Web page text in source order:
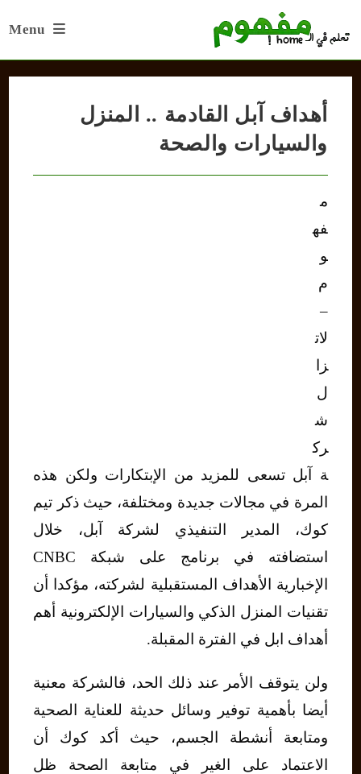
Menu
أهداف آبل القادمة .. المنزل
والسيارات والصحة
م
فه
و
م
–
لات
زا
ل
ش
رك
ة آبل تسعى للمزيد من الإبتكارات ولكن هذه
المرة في مجالات جديدة ومختلفة، حيث ذكر تيم
كوك، المدير التنفيذي لشركة آبل، خلال
استضافته في برنامج على شبكة CNBC
الإخبارية الأهداف المستقبلية لشركته، مؤكدا أن
تقنيات المنزل الذكي والسيارات الإلكترونية أهم
أهداف ابل في الفترة المقبلة.
ولن يتوقف الأمر عند ذلك الحد، فالشركة معنية
أيضا بأهمية توفير وسائل حديثة للعناية الصحية
ومتابعة أنشطة الجسم، حيث أكد كوك أن
الاعتماد على الغير في متابعة الصحة ظل